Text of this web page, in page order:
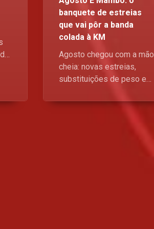
banquete de estreias
que vai pôr a banda
colada à KM
Agosto chegou com a mão
cheia: novas estreias,
substituições de peso e
saber por que este mês